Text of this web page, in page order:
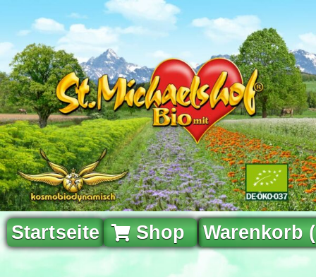
Startseite Shop Warenkorb